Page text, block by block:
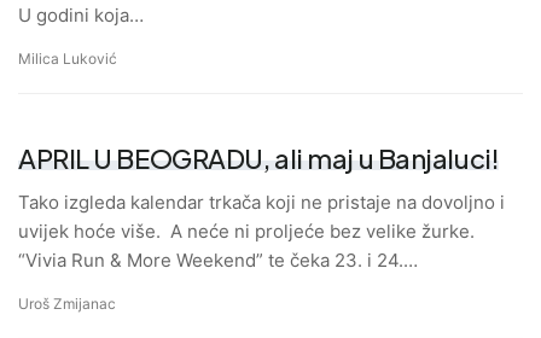
U godini koja…
Milica Luković
APRIL U BEOGRADU, ali maj u Banjaluci!
Tako izgleda kalendar trkača koji ne pristaje na dovoljno i
uvijek hoće više. A neće ni proljeće bez velike žurke.
“Vivia Run & More Weekend” te čeka 23. i 24.…
Uroš Zmijanac